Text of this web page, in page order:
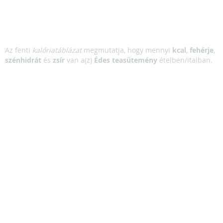
Az fenti kalóriatáblázatmegmutatja, hogy mennyi kcal, fehérje,
szénhidrát és zsír van a(z) Édes teasütemény ételben/italban.